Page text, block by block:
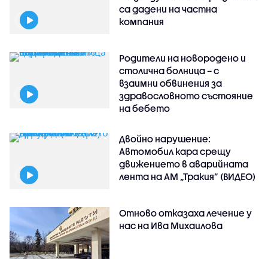
са дадени на частна
компания
Родители на новородено и
столична болница – с
взаимни обвинения за
здравословното състояние
на бебето
Двойно нарушение:
Автомобил кара срещу
движението в аварийната
лента на АМ „Тракия” (ВИДЕО)
Отново отказаха лечение у
нас на Ива Михаилова